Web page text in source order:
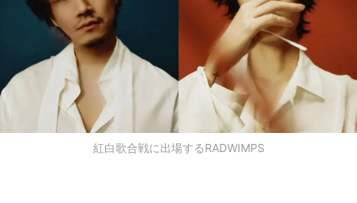
紅白歌合戦に出場するRADWIMPS